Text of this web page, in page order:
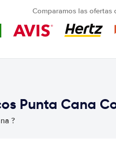
Comparamos las ofertas
Punta Cana
?